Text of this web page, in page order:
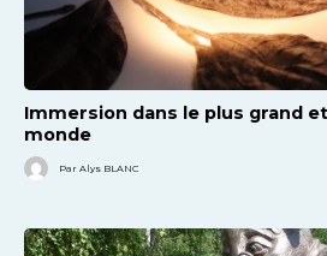
Immersion dans le plus grand
monde
Par Alys BLANC